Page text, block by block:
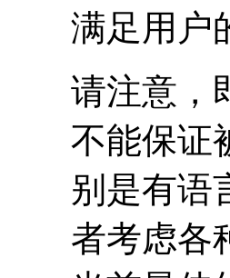
满足用户
请注意，
不能保证
别是有语
者考虑各